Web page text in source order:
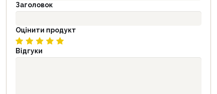
Заголовок
Оцінити продукт
Відгуки